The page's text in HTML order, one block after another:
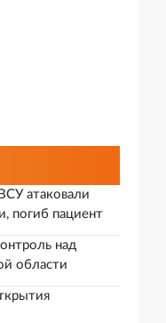
атаковали
погиб пациент
над
области